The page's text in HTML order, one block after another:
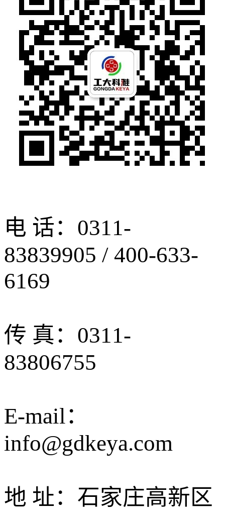
电 话：0311-
83839905 / 400-633-
6169
传 真：0311-
83806755
E-mail：
info@gdkeya.com
地 址：石家庄高新区